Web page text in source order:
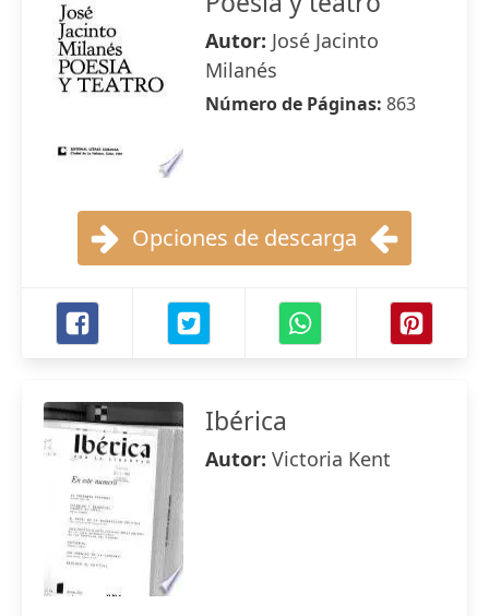
Autor: José Jacinto
Milanés
Número de Páginas: 863
Opciones de descarga
Ibérica
Autor: Victoria Kent